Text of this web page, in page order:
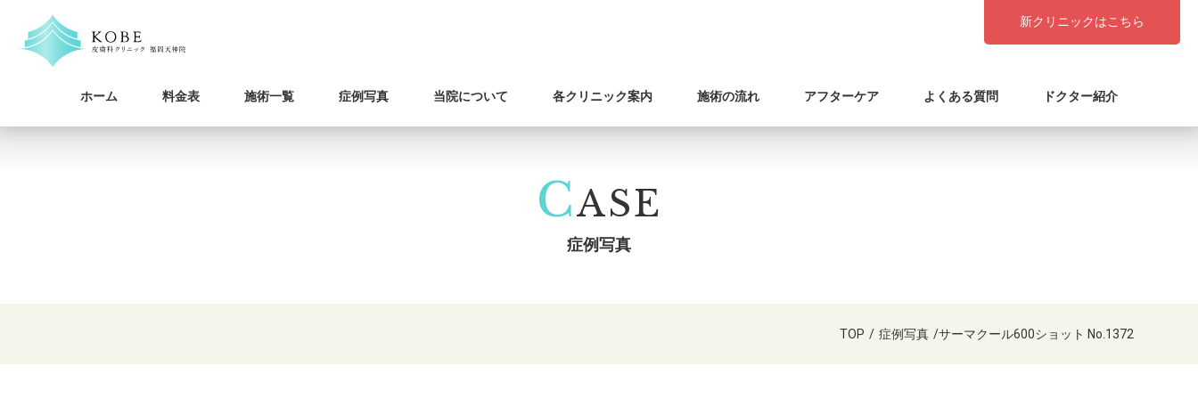
新クリニックはこちら
ホーム 料金表 施術一覧 症例写真 当院について 各クリニック案内 施術の流れ アフターケア よくある質問 ドクター紹介
CASE
症例写真
TOP / 症例写真 /サーマクール600ショット No.1372